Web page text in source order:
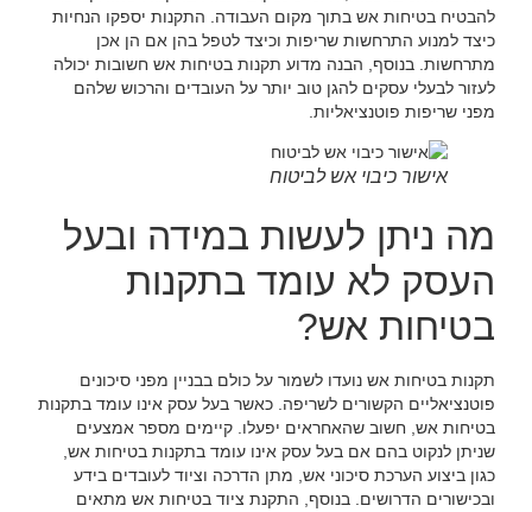
להבטיח בטיחות אש בתוך מקום העבודה. התקנות יספקו הנחיות
כיצד למנוע התרחשות שריפות וכיצד לטפל בהן אם הן אכן
מתרחשות. בנוסף, הבנה מדוע תקנות בטיחות אש חשובות יכולה
לעזור לבעלי עסקים להגן טוב יותר על העובדים והרכוש שלהם
מפני שריפות פוטנציאליות.
אישור כיבוי אש לביטוח
מה ניתן לעשות במידה ובעל
העסק לא עומד בתקנות
בטיחות אש?
תקנות בטיחות אש נועדו לשמור על כולם בבניין מפני סיכונים
פוטנציאליים הקשורים לשריפה. כאשר בעל עסק אינו עומד בתקנות
בטיחות אש, חשוב שהאחראים יפעלו. קיימים מספר אמצעים
שניתן לנקוט בהם אם בעל עסק אינו עומד בתקנות בטיחות אש,
כגון ביצוע הערכת סיכוני אש, מתן הדרכה וציוד לעובדים בידע
ובכישורים הדרושים. בנוסף, התקנת ציוד בטיחות אש מתאים